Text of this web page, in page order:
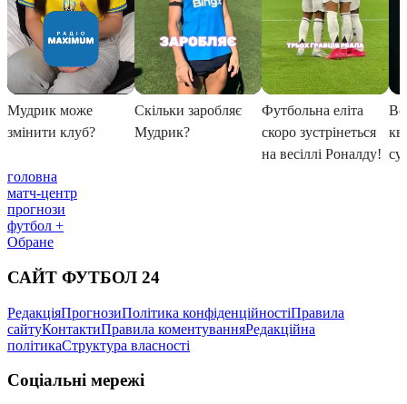
головна
матч-центр
прогнози
футбол +
Обране
САЙТ ФУТБОЛ 24
РедакціяПрогнозиПолітика конфіденційностіПравила
сайтуКонтактиПравила коментуванняРедакційна
політикаСтруктура власності
Соціальні мережі